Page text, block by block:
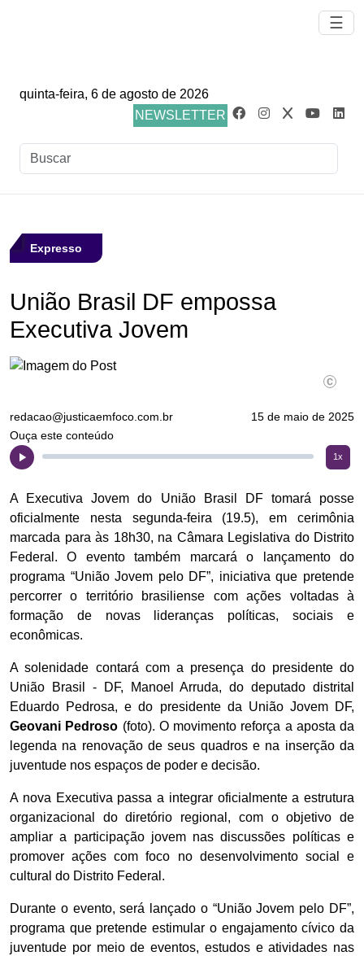
☰
quinta-feira, 6 de agosto de 2026
NEWSLETTER
Expresso
União Brasil DF empossa
Executiva Jovem
redacao@justicaemfoco.com.br
15 de maio de 2025
Ouça este conteúdo
1x
A Executiva Jovem do União Brasil DF tomará posse
oficialmente nesta segunda-feira (19.5), em cerimônia
marcada para às 18h30, na Câmara Legislativa do Distrito
Federal. O evento também marcará o lançamento do
programa “União Jovem pelo DF”, iniciativa que pretende
percorrer o território brasiliense com ações voltadas à
formação de novas lideranças políticas, sociais e
econômicas.
A solenidade contará com a presença do presidente do
União Brasil - DF, Manoel Arruda, do deputado distrital
Eduardo Pedrosa, e do presidente da União Jovem DF,
Geovani Pedroso (foto). O movimento reforça a aposta da
legenda na renovação de seus quadros e na inserção da
juventude nos espaços de poder e decisão.
A nova Executiva passa a integrar oficialmente a estrutura
organizacional do diretório regional, com o objetivo de
ampliar a participação jovem nas discussões políticas e
promover ações com foco no desenvolvimento social e
cultural do Distrito Federal.
Durante o evento, será lançado o “União Jovem pelo DF”,
programa que pretende estimular o engajamento cívico da
juventude por meio de eventos, estudos e atividades nas